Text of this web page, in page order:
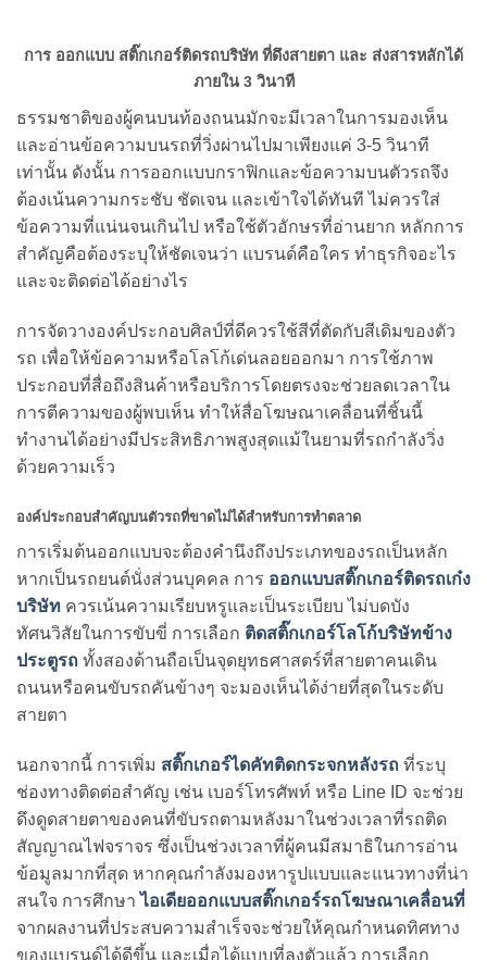
การ ออกแบบ สติ๊กเกอร์ติดรถบริษัท ที่ดึงสายตา และ ส่งสารหลักได้
ภายใน 3 วินาที
ธรรมชาติของผู้คนบนท้องถนนมักจะมีเวลาในการมองเห็น
และอ่านข้อความบนรถที่วิ่งผ่านไปมาเพียงแค่ 3-5 วินาที
เท่านั้น ดังนั้น การออกแบบกราฟิกและข้อความบนตัวรถจึง
ต้องเน้นความกระชับ ชัดเจน และเข้าใจได้ทันที ไม่ควรใส่
ข้อความที่แน่นจนเกินไป หรือใช้ตัวอักษรที่อ่านยาก หลักการ
สำคัญคือต้องระบุให้ชัดเจนว่า แบรนด์คือใคร ทำธุรกิจอะไร
และจะติดต่อได้อย่างไร
การจัดวางองค์ประกอบศิลป์ที่ดีควรใช้สีที่ตัดกับสีเดิมของตัว
รถ เพื่อให้ข้อความหรือโลโก้เด่นลอยออกมา การใช้ภาพ
ประกอบที่สื่อถึงสินค้าหรือบริการโดยตรงจะช่วยลดเวลาใน
การตีความของผู้พบเห็น ทำให้สื่อโฆษณาเคลื่อนที่ชิ้นนี้
ทำงานได้อย่างมีประสิทธิภาพสูงสุดแม้ในยามที่รถกำลังวิ่ง
ด้วยความเร็ว
องค์ประกอบสำคัญบนตัวรถที่ขาดไม่ได้สำหรับการทำตลาด
การเริ่มต้นออกแบบจะต้องคำนึงถึงประเภทของรถเป็นหลัก
หากเป็นรถยนต์นั่งส่วนบุคคล การ ออกแบบสติ๊กเกอร์ติดรถเก๋ง
บริษัท ควรเน้นความเรียบหรูและเป็นระเบียบ ไม่บดบัง
ทัศนวิสัยในการขับขี่ การเลือก ติดสติ๊กเกอร์โลโก้บริษัทข้าง
ประตูรถ ทั้งสองด้านถือเป็นจุดยุทธศาสตร์ที่สายตาคนเดิน
ถนนหรือคนขับรถคันข้างๆ จะมองเห็นได้ง่ายที่สุดในระดับ
สายตา
นอกจากนี้ การเพิ่ม สติ๊กเกอร์ไดคัทติดกระจกหลังรถ ที่ระบุ
ช่องทางติดต่อสำคัญ เช่น เบอร์โทรศัพท์ หรือ Line ID จะช่วย
ดึงดูดสายตาของคนที่ขับรถตามหลังมาในช่วงเวลาที่รถติด
สัญญาณไฟจราจร ซึ่งเป็นช่วงเวลาที่ผู้คนมีสมาธิในการอ่าน
ข้อมูลมากที่สุด หากคุณกำลังมองหารูปแบบและแนวทางที่น่า
สนใจ การศึกษาไอเดียออกแบบสติ๊กเกอร์รถโฆษณาเคลื่อนที่
จากผลงานที่ประสบความสำเร็จจะช่วยให้คุณกำหนดทิศทาง
ของแบรนด์ได้ดีขึ้น และเมื่อได้แบบที่ลงตัวแล้ว การเลือก